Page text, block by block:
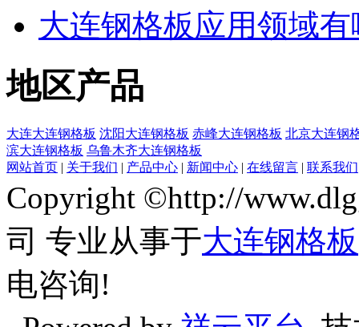
大连钢格板应用领域
地区产品
大连大连钢格板 沈阳大连钢格板 赤峰大连钢格板 北京大连钢
滨大连钢格板 乌鲁木齐大连钢格板
网站首页 | 关于我们 | 产品中心 | 新闻中心 | 在线留言 | 联系我们
Copyright ©http://
司 专业从事于大连钢格板
电咨询!